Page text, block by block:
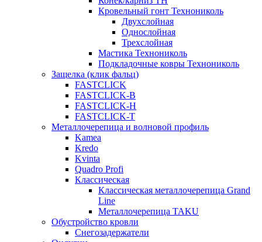
Кровельный гонт Технониколь
Двухслойная
Однослойная
Трехслойная
Мастика Технониколь
Подкладочные ковры Технониколь
Защелка (клик фальц)
FASTCLICK
FASTCLICK-B
FASTCLICK-H
FASTCLICK-T
Металлочерепица и волновой профиль
Kamea
Kredo
Kvinta
Quadro Profi
Классическая
Классическая металлочерепица Grand
Line
Металлочерепица TAKU
Обустройство кровли
Снегозадержатели